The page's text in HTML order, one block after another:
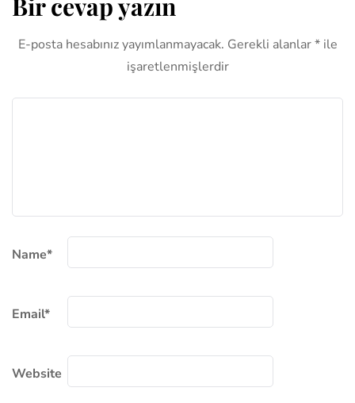
E-posta hesabınız yayımlanmayacak. Gerekli alanlar*ile
işaretlenmişlerdir
Name*
Email*
Website